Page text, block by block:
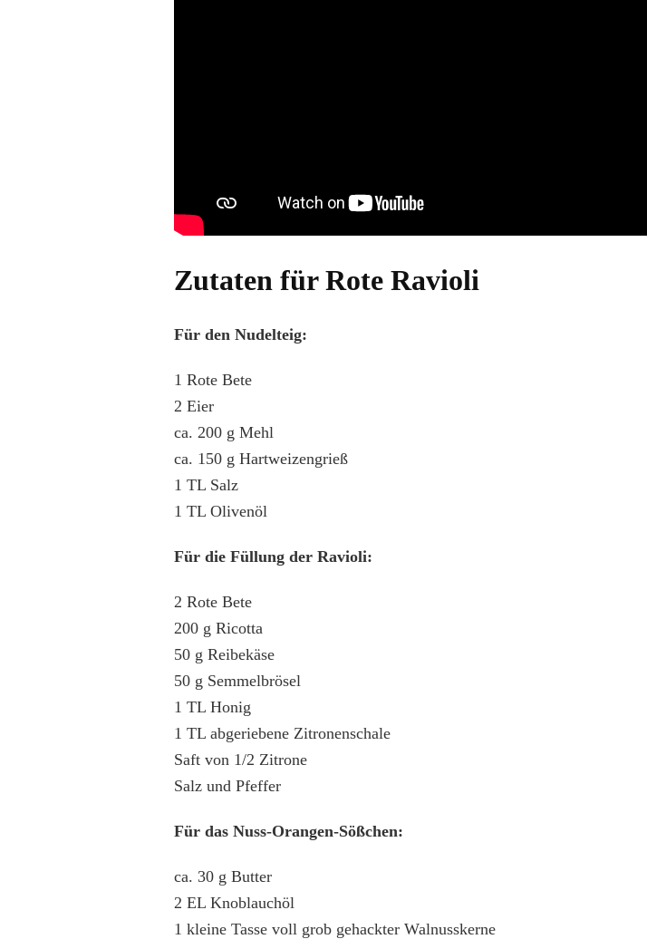
Zutaten für Rote Ravioli
Für den Nudelteig:
1 Rote Bete
2 Eier
ca. 200 g Mehl
ca. 150 g Hartweizengrieß
1 TL Salz
1 TL Olivenöl
Für die Füllung der Ravioli:
2 Rote Bete
200 g Ricotta
50 g Reibekäse
50 g Semmelbrösel
1 TL Honig
1 TL abgeriebene Zitronenschale
Saft von 1/2 Zitrone
Salz und Pfeffer
Für das Nuss-Orangen-Sößchen:
ca. 30 g Butter
2 EL Knoblauchöl
1 kleine Tasse voll grob gehackter Walnusskerne